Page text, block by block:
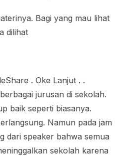
Bagi yang mau lihat
dilihat
. Oke Lanjut . .
jurusan di sekolah.
baik seperti biasanya.
Namun pada jam
dari speaker bahwa semua
sekolah karena